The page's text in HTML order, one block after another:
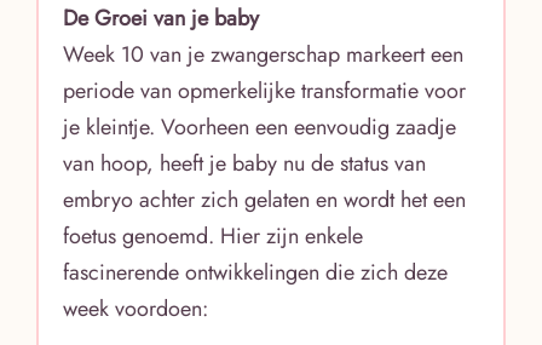
De Groei van je baby
Week 10 van je zwangerschap markeert een
periode van opmerkelijke transformatie voor
je kleintje. Voorheen een eenvoudig zaadje
van hoop, heeft je baby nu de status van
embryo achter zich gelaten en wordt het een
foetus genoemd. Hier zijn enkele
fascinerende ontwikkelingen die zich deze
week voordoen: